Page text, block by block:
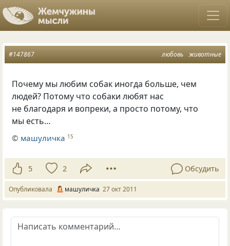
любовь животные
#147867
Почему мы любим собак иногда больше, чем
людей? Потому что собаки любят нас
не благодаря и вопреки, а просто потому, что
мы есть…
© машуличка 15
5 2 Обсудить
Опубликовала машуличка 27 окт 2011